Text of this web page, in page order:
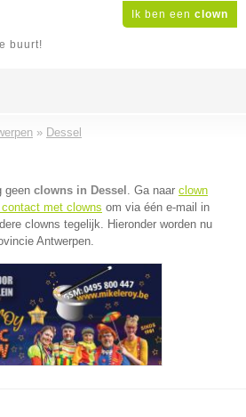
Ik ben een clown
buurt!
» Dessel
geen clowns in Dessel . Ga naar clown
met clowns om via één e-mail in
clowns tegelijk. Hieronder worden nu
Antwerpen.